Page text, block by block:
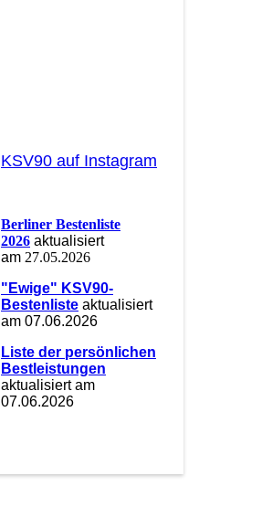
KSV90 auf Instagram
Berliner Bestenliste
2026 aktualisiert
am 27.05.2026
"Ewige" KSV90-
Bestenliste aktualisiert
am 07.06.2026
Liste der persönlichen
Bestleistungen
aktualisiert am
07.06.2026